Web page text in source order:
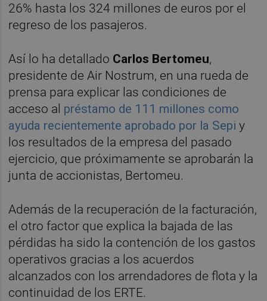
26% hasta los 324 millones de euros por el
regreso de los pasajeros.
Así lo ha detallado Carlos Bertomeu,
presidente de Air Nostrum, en una rueda de
prensa para explicar las condiciones de
acceso al préstamo de 111 millones como
ayuda recientemente aprobado por la Sepi y
los resultados de la empresa del pasado
ejercicio, que próximamente se aprobarán la
junta de accionistas, Bertomeu.
Además de la recuperación de la facturación,
el otro factor que explica la bajada de las
pérdidas ha sido la contención de los gastos
operativos gracias a los acuerdos
alcanzados con los arrendadores de flota y la
continuidad de los ERTE.